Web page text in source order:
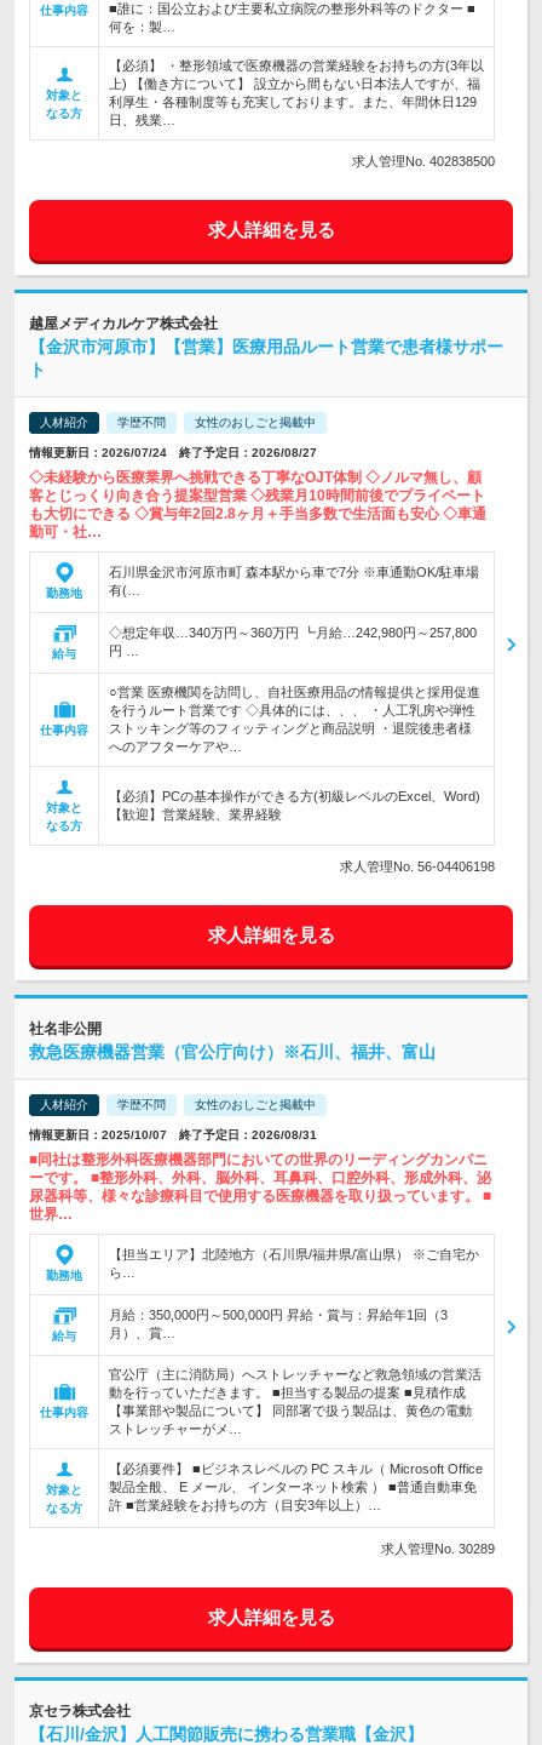
仕事内容
■誰に：国公立および主要私立病院の整形外科等のドクター ■
何を：製…
対象と
なる方
【必須】 ・整形領域で医療機器の営業経験をお持ちの方(3年以
上) 【働き方について】 設立から間もない日本法人ですが、福
利厚生・各種制度等も充実しております。また、年間休日129
日、残業…
求人管理No. 402838500
求人詳細を見る
越屋メディカルケア株式会社
【金沢市河原市】【営業】医療用品ルート営業で患者様サポー
ト
人材紹介 学歴不問 女性のおしごと掲載中
情報更新日：2026/07/24 終了予定日：2026/08/27
◇未経験から医療業界へ挑戦できる丁寧なOJT体制 ◇ノルマ無し、顧
客とじっくり向き合う提案型営業 ◇残業月10時間前後でプライベート
も大切にできる ◇賞与年2回2.8ヶ月＋手当多数で生活面も安心 ◇車通
勤可・社…
勤務地
石川県金沢市河原市町 森本駅から車で7分 ※車通勤OK/駐車場
有(…
給与
◇想定年収…340万円～360万円 ┗月給…242,980円～257,800
円 …
仕事内容
○営業 医療機関を訪問し、自社医療用品の情報提供と採用促進
を行うルート営業です ◇具体的には、、、 ・人工乳房や弾性
ストッキング等のフィッティングと商品説明 ・退院後患者様
へのアフターケアや…
対象と
なる方
【必須】PCの基本操作ができる方(初級レベルのExcel、Word)
【歓迎】営業経験、業界経験
求人管理No. 56-04406198
求人詳細を見る
社名非公開
救急医療機器営業（官公庁向け）※石川、福井、富山
人材紹介 学歴不問 女性のおしごと掲載中
情報更新日：2025/10/07 終了予定日：2026/08/31
■同社は整形外科医療機器部門においての世界のリーディングカンパニ
ーです。 ■整形外科、外科、脳外科、耳鼻科、口腔外科、形成外科、泌
尿器科等、様々な診療科目で使用する医療機器を取り扱っています。 ■
世界…
勤務地
【担当エリア】北陸地方（石川県/福井県/富山県） ※ご自宅か
ら…
給与
月給：350,000円～500,000円 昇給・賞与：昇給年1回（3
月）、賞…
仕事内容
官公庁（主に消防局）へストレッチャーなど救急領域の営業活
動を行っていただきます。 ■担当する製品の提案 ■見積作成
【事業部や製品について】 同部署で扱う製品は、黄色の電動
ストレッチャーがメ…
対象と
なる方
【必須要件】 ■ビジネスレベルの PC スキル（ Microsoft Office
製品全般、 E メール、 インターネット検索 ） ■普通自動車免
許 ■営業経験をお持ちの方（目安3年以上）…
求人管理No. 30289
求人詳細を見る
京セラ株式会社
【石川/金沢】人工関節販売に携わる営業職【金沢】